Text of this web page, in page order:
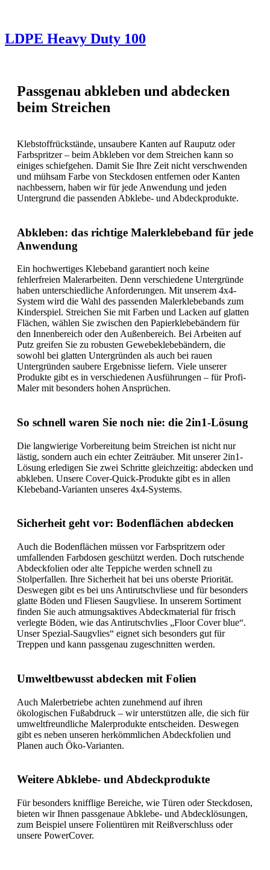
LDPE Heavy Duty 100
Passgenau abkleben und abdecken
beim Streichen
Klebstoffrückstände, unsaubere Kanten auf Rauputz oder
Farbspritzer – beim Abkleben vor dem Streichen kann so
einiges schiefgehen. Damit Sie Ihre Zeit nicht verschwenden
und mühsam Farbe von Steckdosen entfernen oder Kanten
nachbessern, haben wir für jede Anwendung und jeden
Untergrund die passenden Abklebe- und Abdeckprodukte.
Abkleben: das richtige Malerklebeband für jede
Anwendung
Ein hochwertiges Klebeband garantiert noch keine
fehlerfreien Malerarbeiten. Denn verschiedene Untergründe
haben unterschiedliche Anforderungen. Mit unserem 4x4-
System wird die Wahl des passenden Malerklebebands zum
Kinderspiel. Streichen Sie mit Farben und Lacken auf glatten
Flächen, wählen Sie zwischen den Papierklebebändern für
den Innenbereich oder den Außenbereich. Bei Arbeiten auf
Putz greifen Sie zu robusten Gewebeklebebändern, die
sowohl bei glatten Untergründen als auch bei rauen
Untergründen saubere Ergebnisse liefern. Viele unserer
Produkte gibt es in verschiedenen Ausführungen – für Profi-
Maler mit besonders hohen Ansprüchen.
So schnell waren Sie noch nie: die 2in1-Lösung
Die langwierige Vorbereitung beim Streichen ist nicht nur
lästig, sondern auch ein echter Zeiträuber. Mit unserer 2in1-
Lösung erledigen Sie zwei Schritte gleichzeitig: abdecken und
abkleben. Unsere Cover-Quick-Produkte gibt es in allen
Klebeband-Varianten unseres 4x4-Systems.
Sicherheit geht vor: Bodenflächen abdecken
Auch die Bodenflächen müssen vor Farbspritzern oder
umfallenden Farbdosen geschützt werden. Doch rutschende
Abdeckfolien oder alte Teppiche werden schnell zu
Stolperfallen. Ihre Sicherheit hat bei uns oberste Priorität.
Deswegen gibt es bei uns Antirutschvliese und für besonders
glatte Böden und Fliesen Saugvliese. In unserem Sortiment
finden Sie auch atmungsaktives Abdeckmaterial für frisch
verlegte Böden, wie das Antirutschvlies „Floor Cover blue“.
Unser Spezial-Saugvlies“ eignet sich besonders gut für
Treppen und kann passgenau zugeschnitten werden.
Umweltbewusst abdecken mit Folien
Auch Malerbetriebe achten zunehmend auf ihren
ökologischen Fußabdruck – wir unterstützen alle, die sich für
umweltfreundliche Malerprodukte entscheiden. Deswegen
gibt es neben unseren herkömmlichen Abdeckfolien und
Planen auch Öko-Varianten.
Weitere Abklebe- und Abdeckprodukte
Für besonders knifflige Bereiche, wie Türen oder Steckdosen,
bieten wir Ihnen passgenaue Abklebe- und Abdecklösungen,
zum Beispiel unsere Folientüren mit Reißverschluss oder
unsere PowerCover.